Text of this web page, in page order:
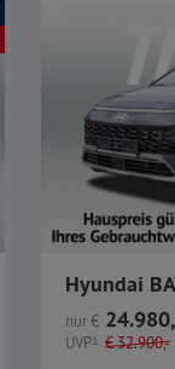
nur€
UVP1 €32.900,-